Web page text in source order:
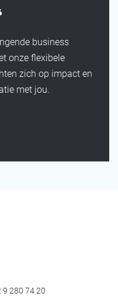
business
onze flexibele
zich op impact en
met jou.
9 280 74 20